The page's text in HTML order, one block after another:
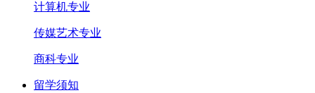
计算机专业
传媒艺术专业
商科专业
留学须知